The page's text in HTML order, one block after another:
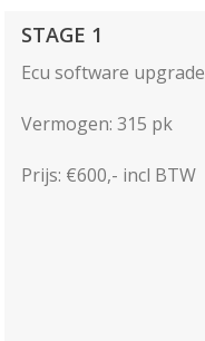
STAGE 1
Ecu software upgrade
Vermogen: 315 pk
Prijs: €600,- incl BTW